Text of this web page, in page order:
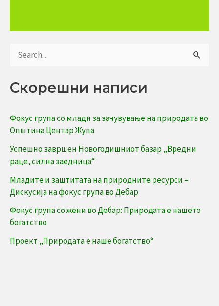
a
c
f
r
:
Скорешни написи
Фокус група со млади за зачувување на природата во
Општина Центар Жупа
Успешно завршен Новогодишниот базар „Вредни
раце, силна заедница“
Младите и заштитата на природните ресурси –
Дискусија на фокус група во Дебар
Фокус група со жени во Дебар: Природата е нашето
богатство
Проект „Природата е наше богатство“